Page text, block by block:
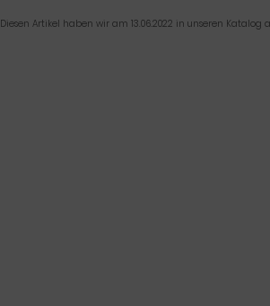
Diesen Artikel haben wir am 13.06.2022 in unseren Katalog